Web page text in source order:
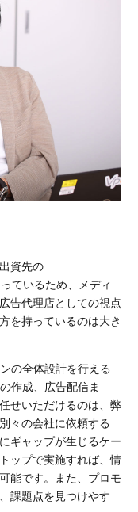
資先の
ているため、メディ
告代理店としての視点
を持っているのは大き
の全体設計を行える
作成、広告配信ま
せいただけるのは、弊
々の会社に依頼する
ギャップが生じるケー
ップで実施すれば、情
能です。また、プロモ
課題点を見つけやす